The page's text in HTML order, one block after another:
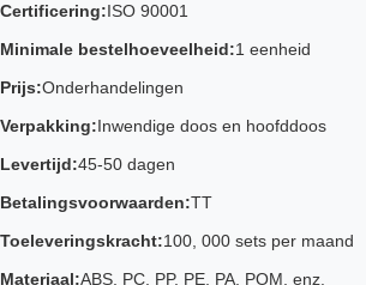
Certificering:ISO 90001
Minimale bestelhoeveelheid:1 eenheid
Prijs:Onderhandelingen
Verpakking:Inwendige doos en hoofddoos
Levertijd:45-50 dagen
Betalingsvoorwaarden:TT
Toeleveringskracht:100, 000 sets per maand
Materiaal:ABS, PC, PP, PE, PA, POM, enz.